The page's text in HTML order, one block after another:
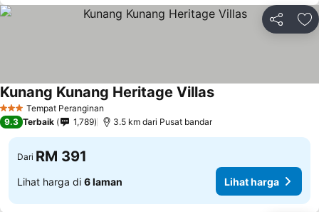
Kongsi
3 BintangTempat Peranginan
Kunang Kunang Heritage Villas
9.3 Terbaik 1,789 3.5 km dari Pusat bandar
Dari RM 391
Lihat harga di 6 laman Lihat harga